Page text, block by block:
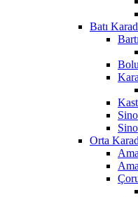
Batı
Bolu
Orta